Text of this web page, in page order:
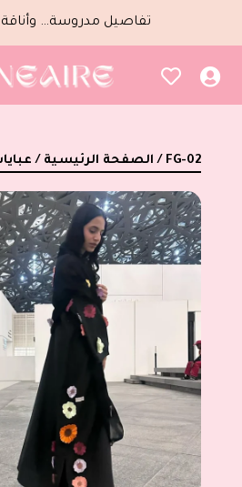
تفاصيل مدروسة… وأناقة
 
الصفحة الرئيسية / / FG-02